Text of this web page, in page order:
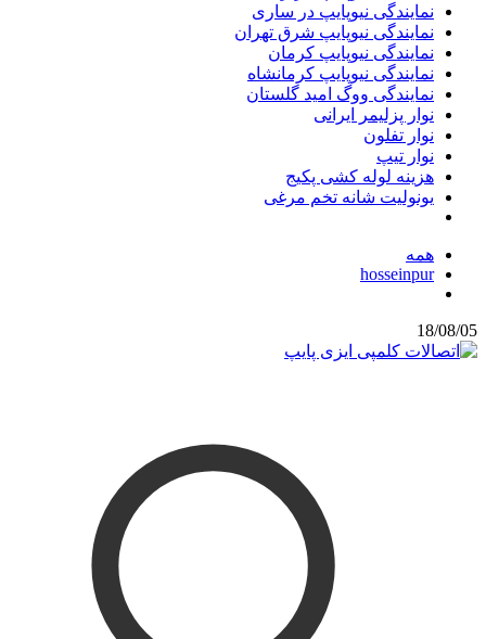
نمایندگی نیوپایپ در ساری
نمایندگی نیوپایپ شرق تهران
نمایندگی نیوپایپ کرمان
نمایندگی نیوپایپ کرمانشاه
نمایندگی ووگ امید گلستان
نوار پزلیمر ایرانی
نوار تفلون
نوار تیپ
هزینه لوله کشی پکیج
یونولیت شانه تخم مرغی
همه
hosseinpur
18/08/05